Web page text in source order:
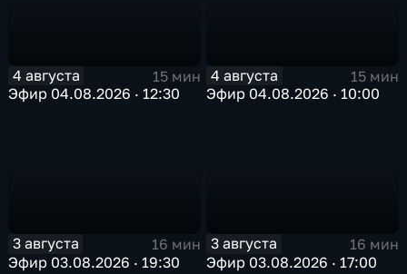
4 августа
15 мин
Эфир 04.08.2026 · 12:30
4 августа
15 мин
Эфир 04.08.2026 · 10:00
3 августа
16 мин
Эфир 03.08.2026 · 19:30
3 августа
16 мин
Эфир 03.08.2026 · 17:00